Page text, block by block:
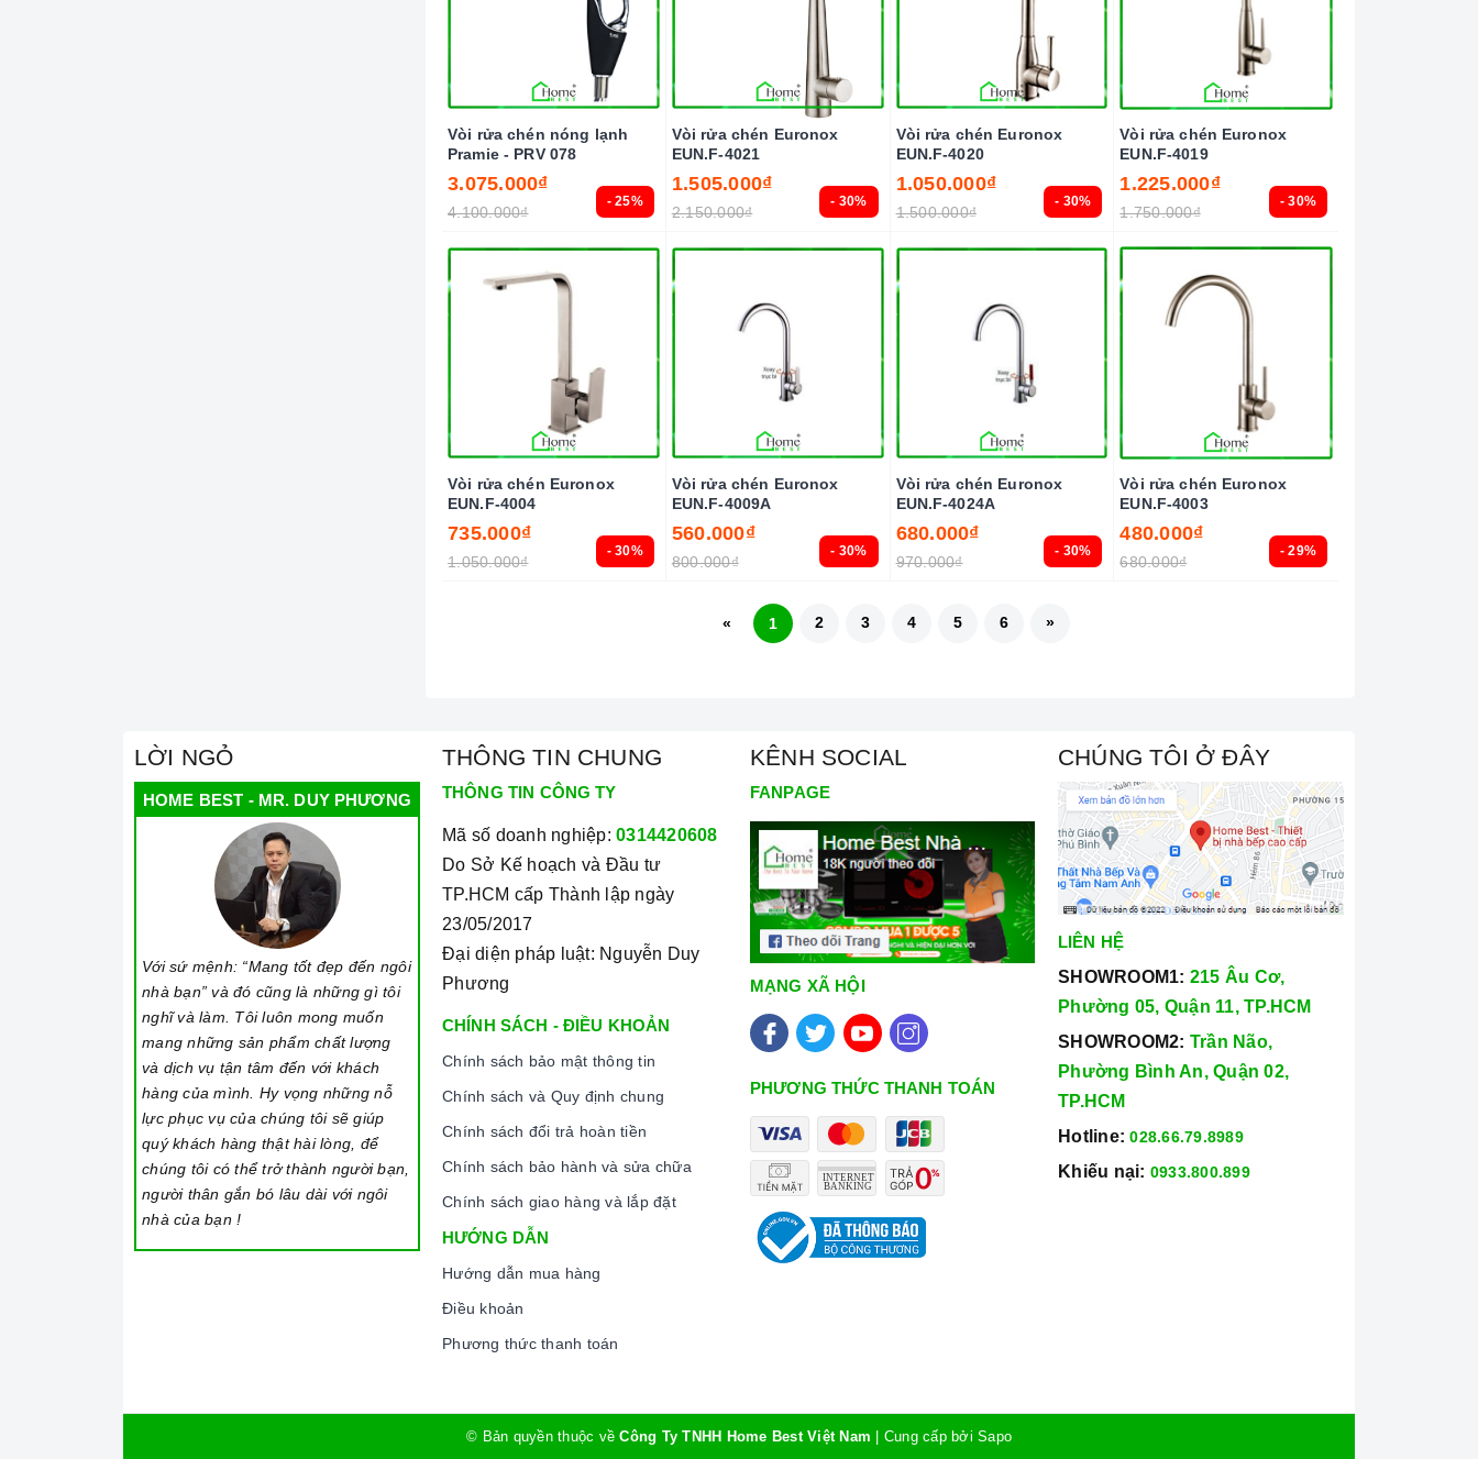
- 25%
Vòi rửa chén nóng lạnh
Pramie - PRV 078
3.075.000₫
4.100.000₫
- 30%
Vòi rửa chén Euronox
EUN.F-4021
1.505.000₫
2.150.000₫
- 30%
Vòi rửa chén Euronox
EUN.F-4020
1.050.000₫
1.500.000₫
- 30%
Vòi rửa chén Euronox
EUN.F-4019
1.225.000₫
1.750.000₫
- 30%
Vòi rửa chén Euronox
EUN.F-4004
735.000₫
1.050.000₫
- 30%
Vòi rửa chén Euronox
EUN.F-4009A
560.000₫
800.000₫
- 30%
Vòi rửa chén Euronox
EUN.F-4024A
680.000₫
970.000₫
- 29%
Vòi rửa chén Euronox
EUN.F-4003
480.000₫
680.000₫
« 1 2 3 4 5 6 »
LỜI NGỎ
HOME BEST - MR. DUY PHƯƠNG
Với sứ mệnh: “Mang tốt đẹp đến ngôi
nhà bạn” và đó cũng là những gì tôi
nghĩ và làm. Tôi luôn mong muốn
mang những sản phẩm chất lượng
và dịch vụ tận tâm đến với khách
hàng của mình. Hy vọng những nỗ
lực phục vụ của chúng tôi sẽ giúp
quý khách hàng thật hài lòng, để
chúng tôi có thể trở thành người bạn,
người thân gắn bó lâu dài với ngôi
nhà của bạn !
THÔNG TIN CHUNG
THÔNG TIN CÔNG TY
Mã số doanh nghiệp: 0314420608
Do Sở Kế hoạch và Đầu tư
TP.HCM cấp Thành lập ngày
23/05/2017
Đại diện pháp luật: Nguyễn Duy
Phương
CHÍNH SÁCH - ĐIỀU KHOẢN
Chính sách bảo mật thông tin
Chính sách và Quy định chung
Chính sách đổi trả hoàn tiền
Chính sách bảo hành và sửa chữa
Chính sách giao hàng và lắp đặt
HƯỚNG DẪN
Hướng dẫn mua hàng
Điều khoản
Phương thức thanh toán
KÊNH SOCIAL
FANPAGE
MẠNG XÃ HỘI
PHƯƠNG THỨC THANH TOÁN
CHÚNG TÔI Ở ĐÂY
LIÊN HỆ
SHOWROOM1: 215 Âu Cơ,
Phường 05, Quận 11, TP.HCM
SHOWROOM2: Trần Não,
Phường Bình An, Quận 02,
TP.HCM
Hotline: 028.66.79.8989
Khiếu nại: 0933.800.899
© Bản quyền thuộc vềCông Ty TNHH Home Best Việt Nam Cung cấp bởi Sapo